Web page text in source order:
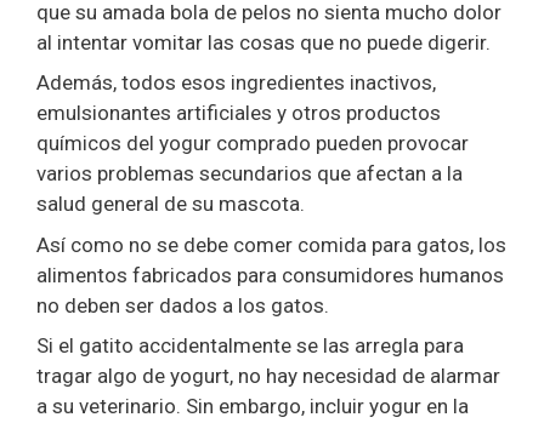
que su amada bola de pelos no sienta mucho dolor
al intentar vomitar las cosas que no puede digerir.
Además, todos esos ingredientes inactivos,
emulsionantes artificiales y otros productos
químicos del yogur comprado pueden provocar
varios problemas secundarios que afectan a la
salud general de su mascota.
Así como no se debe comer comida para gatos, los
alimentos fabricados para consumidores humanos
no deben ser dados a los gatos.
Si el gatito accidentalmente se las arregla para
tragar algo de yogurt, no hay necesidad de alarmar
a su veterinario. Sin embargo, incluir yogur en la